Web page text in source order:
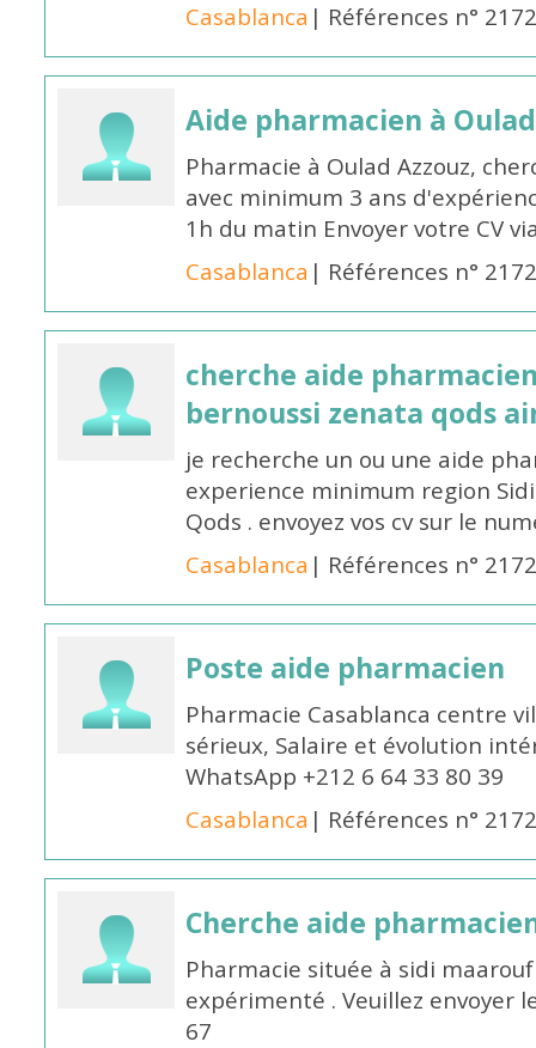
Casablanca | Références n°
Aide pharmacien à
Pharmacie à Oulad Azzouz,
avec minimum 3 ans
1h du matin Envoyer votre CV
Casablanca | Références n°
cherche aide
bernoussi zenata qods
je recherche un ou une aide
experience minimum region
Qods . envoyez vos cv sur le
Casablanca | Références n°
Poste aide pharmacien
Pharmacie Casablanca centre
sérieux, Salaire et évolution
WhatsApp +212 6 64 33 80 39
Casablanca | Références n°
Cherche aide
Pharmacie située à sidi
expérimenté . Veuillez envoyer
67